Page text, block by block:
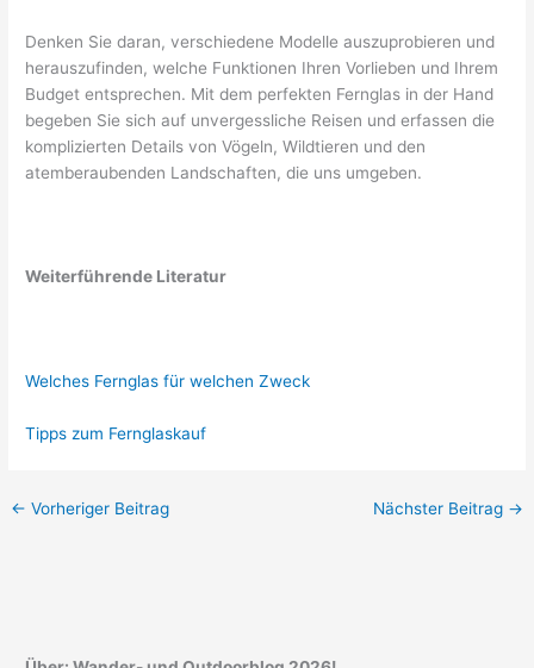
Denken Sie daran, verschiedene Modelle auszuprobieren und
herauszufinden, welche Funktionen Ihren Vorlieben und Ihrem
Budget entsprechen. Mit dem perfekten Fernglas in der Hand
begeben Sie sich auf unvergessliche Reisen und erfassen die
komplizierten Details von Vögeln, Wildtieren und den
atemberaubenden Landschaften, die uns umgeben.
Weiterführende Literatur
Welches Fernglas für welchen Zweck
Tipps zum Fernglaskauf
← Vorheriger Beitrag Nächster Beitrag →